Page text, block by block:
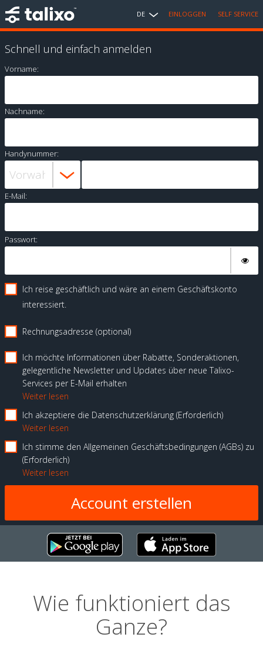
DE EINLOGGEN SELF SERVICE
Schnell und einfach anmelden
Vorname:
Nachname:
Handynummer:
E-Mail:
Passwort:
Ich reise geschäftlich und wäre an einem Geschäftskonto
interessiert.
Rechnungsadresse (optional)
Ich möchte Informationen über Rabatte, Sonderaktionen,
gelegentliche Newsletter und Updates über neue Talixo-
Services per E-Mail erhalten
Weiter lesen
Ich akzeptiere die Datenschutzerklärung Erforderlich
Weiter lesen
Ich stimme den Allgemeinen Geschäftsbedingungen (AGBs) zu
Erforderlich
Weiter lesen
Wie funktioniert das
Ganze?